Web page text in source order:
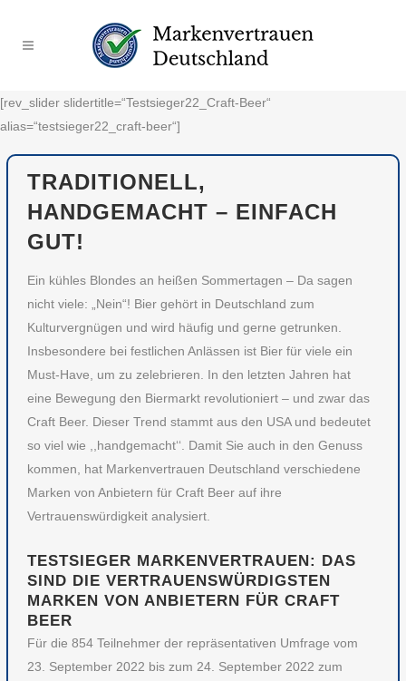
[rev_slider slidertitle=“Testsieger22_Craft-Beer“
alias=“testsieger22_craft-beer“]
TRADITIONELL,
HANDGEMACHT – EINFACH
GUT!
Ein kühles Blondes an heißen Sommertagen – Da sagen
nicht viele: „Nein“! Bier gehört in Deutschland zum
Kulturvergnügen und wird häufig und gerne getrunken.
Insbesondere bei festlichen Anlässen ist Bier für viele ein
Must-Have, um zu zelebrieren. In den letzten Jahren hat
eine Bewegung den Biermarkt revolutioniert – und zwar das
Craft Beer. Dieser Trend stammt aus den USA und bedeutet
so viel wie ,,handgemacht‘‘. Damit Sie auch in den Genuss
kommen, hat Markenvertrauen Deutschland verschiedene
Marken von Anbietern für Craft Beer auf ihre
Vertrauenswürdigkeit analysiert.
TESTSIEGER MARKENVERTRAUEN: DAS
SIND DIE VERTRAUENSWÜRDIGSTEN
MARKEN VON ANBIETERN FÜR CRAFT
BEER
Für die 854 Teilnehmer der repräsentativen Umfrage vom
23. September 2022 bis zum 24. September 2022 zum